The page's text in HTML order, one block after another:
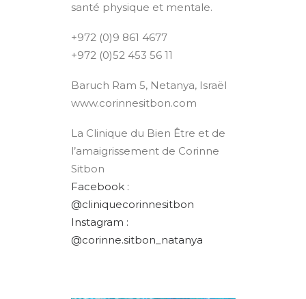
santé physique et mentale.
+972 (0)9 861 4677
+972 (0)52 453 56 11
Baruch Ram 5, Netanya, Israël
www.corinnesitbon.com
La Clinique du Bien Être et de
l’amaigrissement de Corinne
Sitbon
Facebook :
@cliniquecorinnesitbon
Instagram :
@corinne.sitbon_natanya